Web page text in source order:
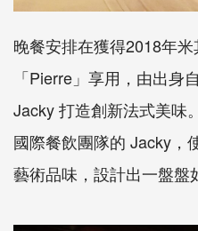
晚餐安排在獲得2018年
「Pierre」享用，由出身
Jacky 打造創新法式美味
國際餐飲團隊的 Jacky，
藝術品味，設計出一盤盤